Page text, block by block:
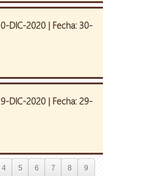
DIC-2020 | Fecha: 30-
DIC-2020 | Fecha: 29-
4 5 6 7 8 9